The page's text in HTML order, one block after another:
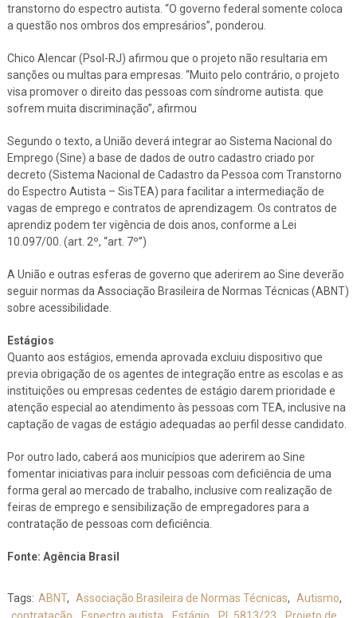
transtorno do espectro autista. “O governo federal somente coloca
a questão nos ombros dos empresários”, ponderou.
Chico Alencar (Psol-RJ) afirmou que o projeto não resultaria em
sanções ou multas para empresas. “Muito pelo contrário, o projeto
visa promover o direito das pessoas com síndrome autista. que
sofrem muita discriminação”, afirmou
Segundo o texto, a União deverá integrar ao Sistema Nacional do
Emprego (Sine) a base de dados de outro cadastro criado por
decreto (Sistema Nacional de Cadastro da Pessoa com Transtorno
do Espectro Autista – SisTEA) para facilitar a intermediação de
vagas de emprego e contratos de aprendizagem. Os contratos de
aprendiz podem ter vigência de dois anos, conforme a Lei
10.097/00. (art. 2º, “art. 7º”)
A União e outras esferas de governo que aderirem ao Sine deverão
seguir normas da Associação Brasileira de Normas Técnicas (ABNT)
sobre acessibilidade.
Estágios
Quanto aos estágios, emenda aprovada excluiu dispositivo que
previa obrigação de os agentes de integração entre as escolas e as
instituições ou empresas cedentes de estágio darem prioridade e
atenção especial ao atendimento às pessoas com TEA, inclusive na
captação de vagas de estágio adequadas ao perfil desse candidato.
Por outro lado, caberá aos municípios que aderirem ao Sine
fomentar iniciativas para incluir pessoas com deficiência de uma
forma geral ao mercado de trabalho, inclusive com realização de
feiras de emprego e sensibilização de empregadores para a
contratação de pessoas com deficiência.
Fonte: Agência Brasil
Tags: ABNT, Associação Brasileira de Normas Técnicas, Autismo,
contratação, Espectro autista, Estágio, PL 5813/23,
Projeto de